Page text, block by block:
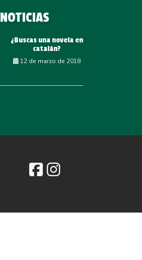
NOTICIAS
¿Buscas una novela en
catalán?
12 de marzo de 2018